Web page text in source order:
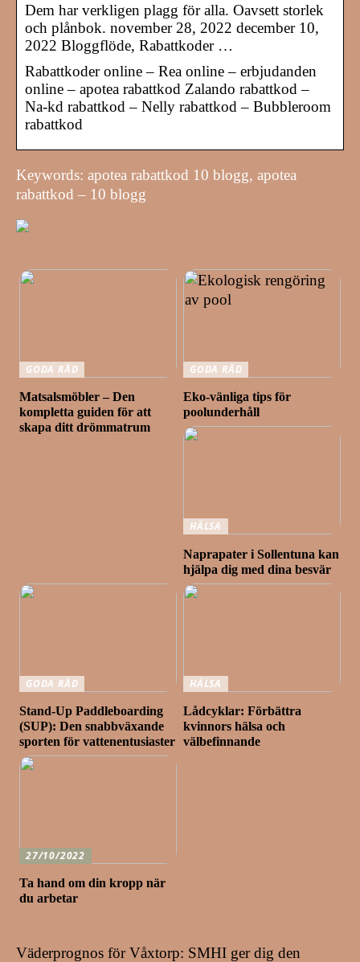
Dem har verkligen plagg för alla. Oavsett storlek
och plånbok. november 28, 2022 december 10,
2022 Bloggflöde, Rabattkoder …
Rabattkoder online – Rea online – erbjudanden
online – apotea rabattkod Zalando rabattkod –
Na-kd rabattkod – Nelly rabattkod – Bubbleroom
rabattkod
Keywords: apotea rabattkod 10 blogg, apotea
rabattkod – 10 blogg
GODA RÅD
Matsalsmöbler – Den
kompletta guiden för att
skapa ditt drömmatrum
GODA RÅD
Eko-vänliga tips för
poolunderhåll
HÄLSA
Naprapater i Sollentuna kan
hjälpa dig med dina besvär
GODA RÅD
Stand-Up Paddleboarding
(SUP): Den snabbväxande
sporten för vattenentusiaster
HÄLSA
Lådcyklar: Förbättra
kvinnors hälsa och
välbefinnande
27/10/2022
Ta hand om din kropp när
du arbetar
Väderprognos för Våxtorp: SMHI ger dig den